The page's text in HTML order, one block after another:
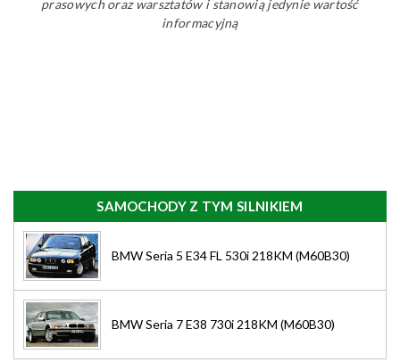
prasowych oraz warsztatów i stanowią jedynie wartość
informacyjną
SAMOCHODY Z TYM SILNIKIEM
BMW Seria 5 E34 FL 530i 218KM (M60B30)
BMW Seria 7 E38 730i 218KM (M60B30)